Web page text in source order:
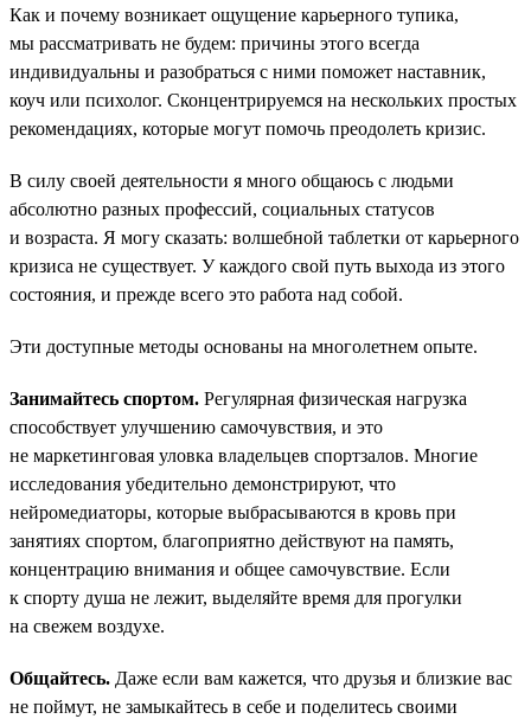
Как и почему возникает ощущение карьерного тупика,
мы рассматривать не будем: причины этого всегда
индивидуальны и разобраться с ними поможет наставник,
коуч или психолог. Сконцентрируемся на нескольких простых
рекомендациях, которые могут помочь преодолеть кризис.
В силу своей деятельности я много общаюсь с людьми
абсолютно разных профессий, социальных статусов
и возраста. Я могу сказать: волшебной таблетки от карьерного
кризиса не существует. У каждого свой путь выхода из этого
состояния, и прежде всего это работа над собой.
Эти доступные методы основаны на многолетнем опыте.
Занимайтесь спортом. Регулярная физическая нагрузка
способствует улучшению самочувствия, и это
не маркетинговая уловка владельцев спортзалов. Многие
исследования убедительно демонстрируют, что
нейромедиаторы, которые выбрасываются в кровь при
занятиях спортом, благоприятно действуют на память,
концентрацию внимания и общее самочувствие. Если
к спорту душа не лежит, выделяйте время для прогулки
на свежем воздухе.
Общайтесь. Даже если вам кажется, что друзья и близкие вас
не поймут, не замыкайтесь в себе и поделитесь своими